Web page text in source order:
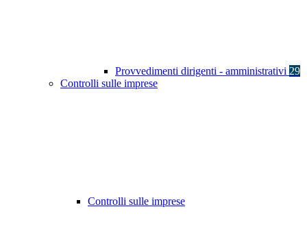
Provvedimenti dirigenti - amministrativi 29
Controlli sulle imprese
Controlli sulle imprese